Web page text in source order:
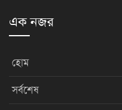
এক নজর
হোম
সর্বশেষ